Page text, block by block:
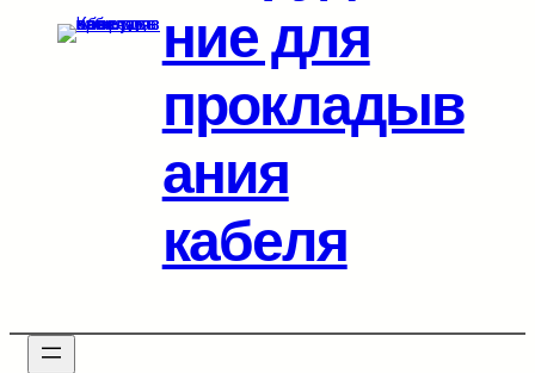
ние для
прокладыв
ания
кабеля